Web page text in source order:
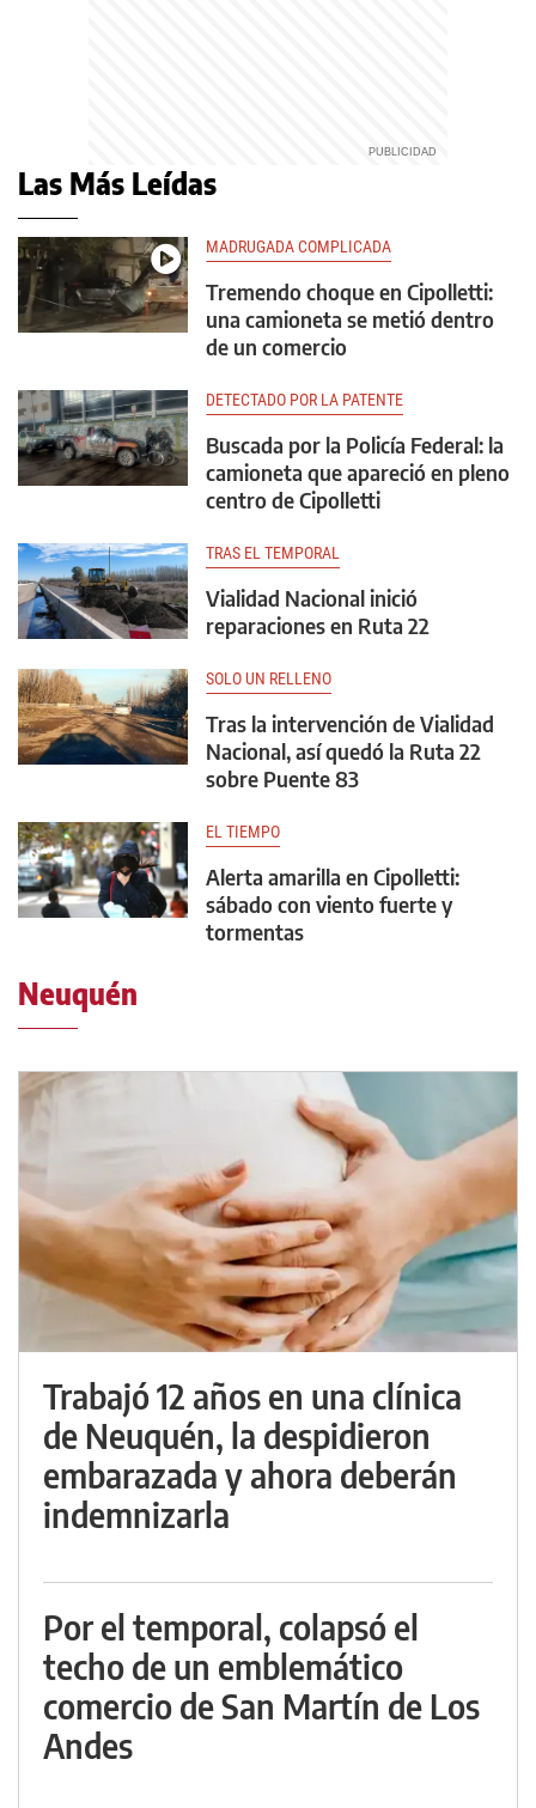
Las Más Leídas
MADRUGADA COMPLICADA
Tremendo choque en Cipolletti:
una camioneta se metió dentro
de un comercio
DETECTADO POR LA PATENTE
Buscada por la Policía Federal: la
camioneta que apareció en pleno
centro de Cipolletti
TRAS EL TEMPORAL
Vialidad Nacional inició
reparaciones en Ruta 22
SOLO UN RELLENO
Tras la intervención de Vialidad
Nacional, así quedó la Ruta 22
sobre Puente 83
EL TIEMPO
Alerta amarilla en Cipolletti:
sábado con viento fuerte y
tormentas
Neuquén
Trabajó 12 años en una clínica
de Neuquén, la despidieron
embarazada y ahora deberán
indemnizarla
Por el temporal, colapsó el
techo de un emblemático
comercio de San Martín de Los
Andes